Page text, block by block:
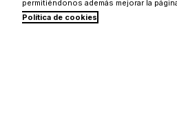
permitiéndonos además mejorar la
Política de cookies